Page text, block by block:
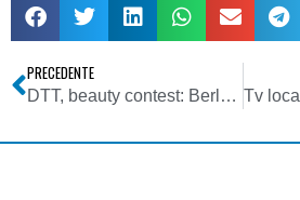
PRECEDENTE
DTT, beauty contest: Berlusconi alle prese con nodo frequenze, Pdl non stara’ a guardare